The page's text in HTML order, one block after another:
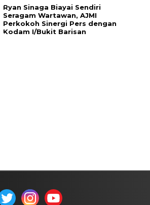
Ryan Sinaga Biayai Sendiri
Seragam Wartawan, AJMI
Perkokoh Sinergi Pers dengan
Kodam I/Bukit Barisan